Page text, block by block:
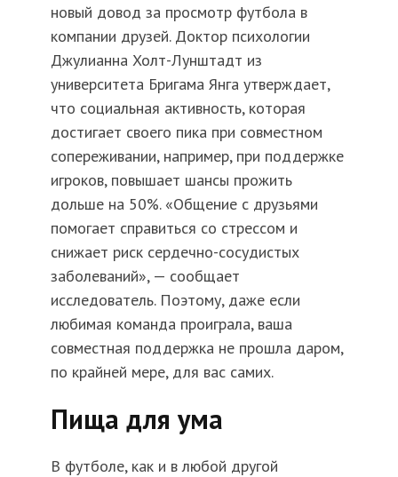
новый довод за просмотр футбола в
компании друзей. Доктор психологии
Джулианна Холт-Лунштадт из
университета Бригама Янга утверждает,
что социальная активность, которая
достигает своего пика при совместном
сопереживании, например, при поддержке
игроков, повышает шансы прожить
дольше на 50%. «Общение с друзьями
помогает справиться со стрессом и
снижает риск сердечно-сосудистых
заболеваний», — сообщает
исследователь. Поэтому, даже если
любимая команда проиграла, ваша
совместная поддержка не прошла даром,
по крайней мере, для вас самих.
Пища для ума
В футболе, как и в любой другой